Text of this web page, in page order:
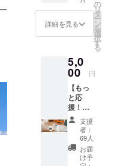
常に寄り添
う。
1988年兵庫
県姫路市生
まれ。
大学4年生時
り、小学生
ターグ
ループ
招待
年3月31
で】 ・
agoraイ
先行案
内
Line@
招待(学
生限定)
【2020
年3月31
日ま
詳細を見る
の
リ
タ
ー
ン
を
選
択
す
る
5,0
00 円
【もっ
と応
援！】
▼内容
・ロゴ
ステッ
カー ・
コー
支援
者：
69人
お届
け予